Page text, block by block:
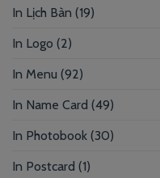
In Lịch Bàn (19)
In Logo (2)
In Menu (92)
In Name Card (49)
In Photobook (30)
In Postcard (1)